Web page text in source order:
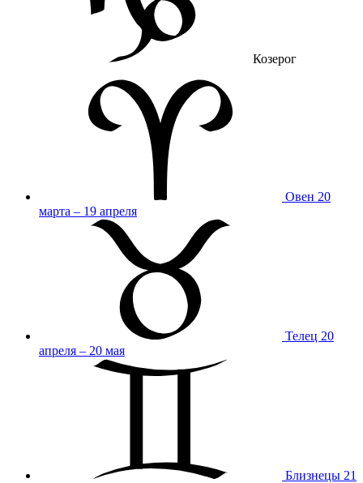
Козерог
Овен 20
марта – 19 апреля
Телец 20
апреля – 20 мая
Близнецы 21